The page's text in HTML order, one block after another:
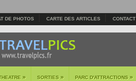
DE PHOTOS CARTE DES ARTICLES CONTACT
» SORTIES » PARC D'ATTRACTIONS »